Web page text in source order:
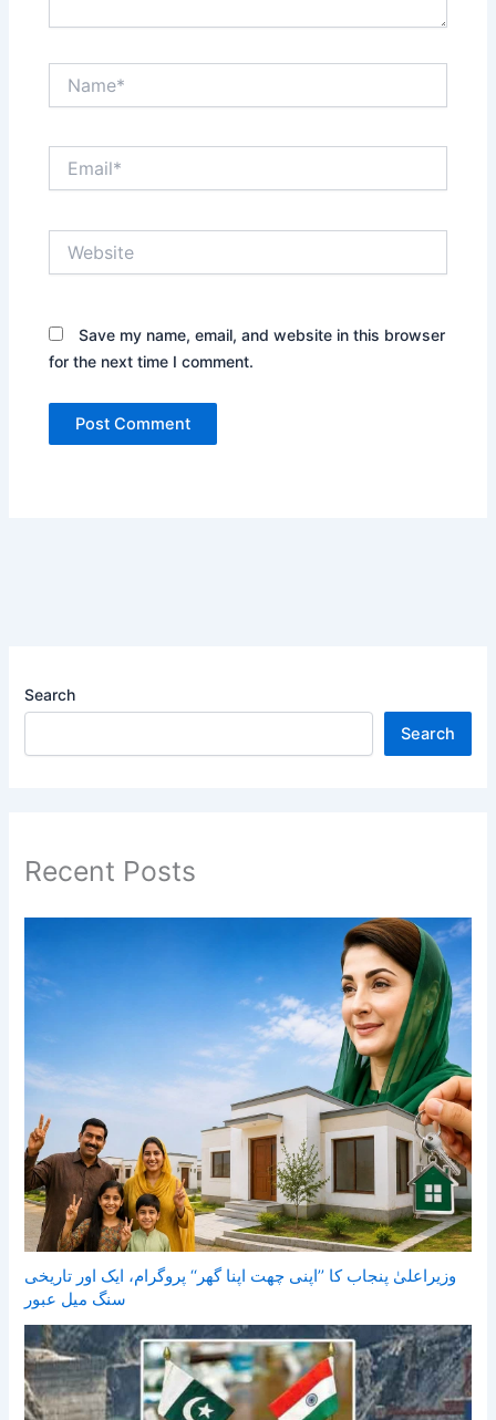
Save my name, email, and website in this browser
for the next time I comment.
Search
Search
Recent Posts
وزیراعلیٰ پنجاب کا ’’اپنی چھت اپنا گھر‘‘ پروگرام، ایک اور تاریخی
سنگ میل عبور